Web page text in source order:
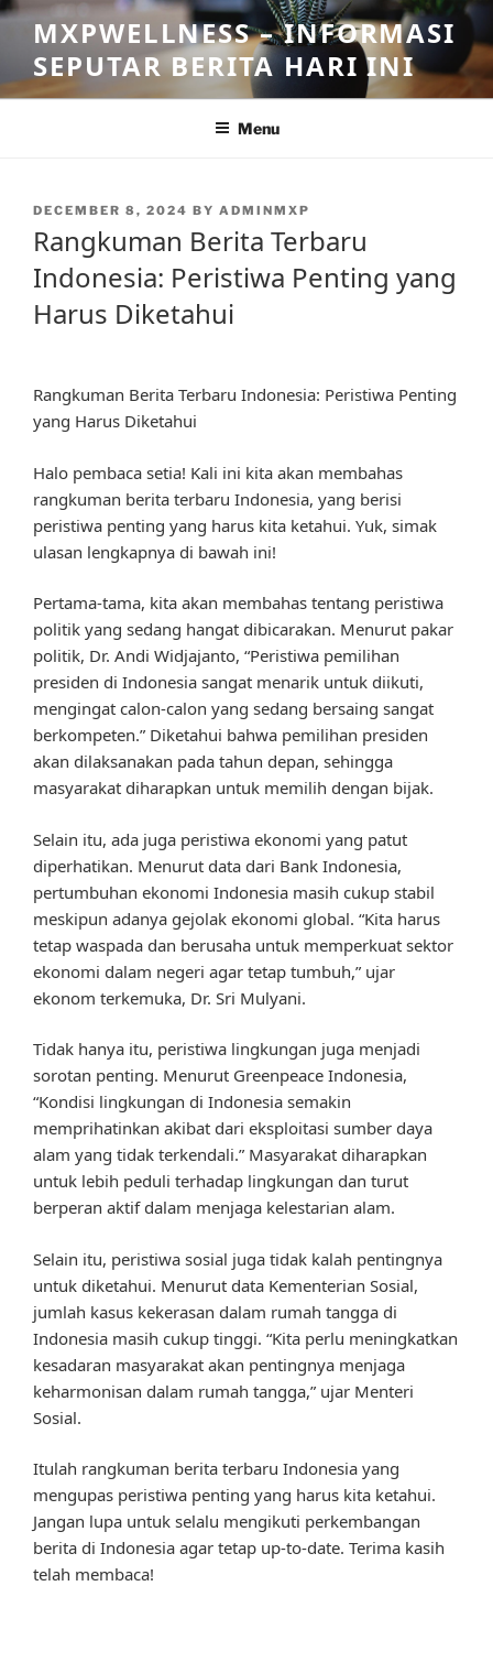
Skip
content
MXPWELLNESS – INFORMASI
SEPUTAR BERITA HARI INI
Menu
POSTED
DECEMBER 8, 2024 BY ADMINMXP
Rangkuman Berita Terbaru
Indonesia: Peristiwa Penting yang
Harus Diketahui
Rangkuman Berita Terbaru Indonesia: Peristiwa Penting
yang Harus Diketahui
Halo pembaca setia! Kali ini kita akan membahas
rangkuman berita terbaru Indonesia, yang berisi
peristiwa penting yang harus kita ketahui. Yuk, simak
ulasan lengkapnya di bawah ini!
Pertama-tama, kita akan membahas tentang peristiwa
politik yang sedang hangat dibicarakan. Menurut pakar
politik, Dr. Andi Widjajanto, “Peristiwa pemilihan
presiden di Indonesia sangat menarik untuk diikuti,
mengingat calon-calon yang sedang bersaing sangat
berkompeten.” Diketahui bahwa pemilihan presiden
akan dilaksanakan pada tahun depan, sehingga
masyarakat diharapkan untuk memilih dengan bijak.
Selain itu, ada juga peristiwa ekonomi yang patut
diperhatikan. Menurut data dari Bank Indonesia,
pertumbuhan ekonomi Indonesia masih cukup stabil
meskipun adanya gejolak ekonomi global. “Kita harus
tetap waspada dan berusaha untuk memperkuat sektor
ekonomi dalam negeri agar tetap tumbuh,” ujar
ekonom terkemuka, Dr. Sri Mulyani.
Tidak hanya itu, peristiwa lingkungan juga menjadi
sorotan penting. Menurut Greenpeace Indonesia,
“Kondisi lingkungan di Indonesia semakin
memprihatinkan akibat dari eksploitasi sumber daya
alam yang tidak terkendali.” Masyarakat diharapkan
untuk lebih peduli terhadap lingkungan dan turut
berperan aktif dalam menjaga kelestarian alam.
Selain itu, peristiwa sosial juga tidak kalah pentingnya
untuk diketahui. Menurut data Kementerian Sosial,
jumlah kasus kekerasan dalam rumah tangga di
Indonesia masih cukup tinggi. “Kita perlu meningkatkan
kesadaran masyarakat akan pentingnya menjaga
keharmonisan dalam rumah tangga,” ujar Menteri
Sosial.
Itulah rangkuman berita terbaru Indonesia yang
mengupas peristiwa penting yang harus kita ketahui.
Jangan lupa untuk selalu mengikuti perkembangan
berita di Indonesia agar tetap up-to-date. Terima kasih
telah membaca!